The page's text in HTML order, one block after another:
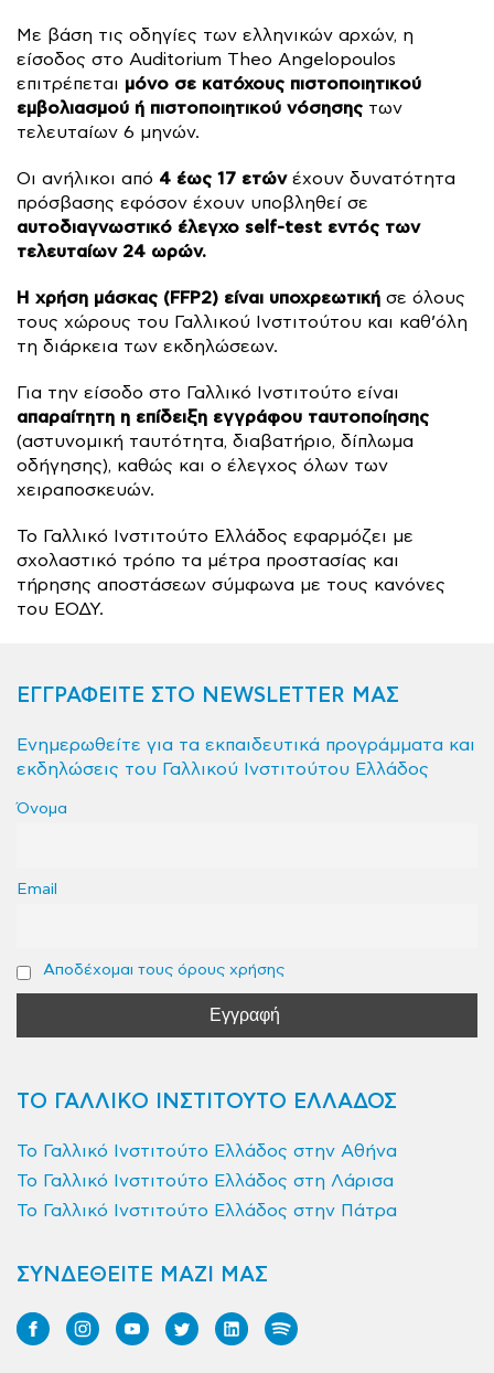
Με βάση τις οδηγίες των ελληνικών αρχών, η
είσοδος στο Auditorium Theo Angelopoulos
επιτρέπεται μόνο σε κατόχους πιστοποιητικού
εμβολιασμού ή πιστοποιητικού νόσησης των
τελευταίων 6 μηνών.
Οι ανήλικοι από 4 έως 17 ετώνέχουν δυνατότητα
πρόσβασης εφόσον έχουν υποβληθεί σε
αυτοδιαγνωστικό έλεγχο self-test εντός των
τελευταίων 24 ωρών.
Η χρήση μάσκας (FFP2) είναι υποχρεωτική σε όλους
τους χώρους του Γαλλικού Ινστιτούτου και καθ’όλη
τη διάρκεια των εκδηλώσεων.
Για την είσοδο στο Γαλλικό Ινστιτούτο είναι
απαραίτητη η επίδειξη εγγράφου ταυτοποίησης
(αστυνομική ταυτότητα, διαβατήριο, δίπλωμα
οδήγησης), καθώς και ο έλεγχος όλων των
χειραποσκευών.
Το Γαλλικό Ινστιτούτο Ελλάδος εφαρμόζει με
σχολαστικό τρόπο τα μέτρα προστασίας και
τήρησης αποστάσεων σύμφωνα με τους κανόνες
του ΕΟΔΥ.
ΕΓΓΡΑΦΕΙΤΕ ΣΤΟ NEWSLETTER ΜΑΣ
Ενημερωθείτε για τα εκπαιδευτικά προγράμματα και
εκδηλώσεις του Γαλλικού Ινστιτούτου Ελλάδος
Όνομα
Email
Αποδέχομαι τους όρους χρήσης
ΤΟ ΓΑΛΛΙΚΟ ΙΝΣΤΙΤΟΥΤΟ ΕΛΛΑΔΟΣ
Το Γαλλικό Ινστιτούτο Ελλάδος στην Αθήνα
Το Γαλλικό Ινστιτούτο Ελλάδος στη Λάρισα
Το Γαλλικό Ινστιτούτο Ελλάδος στην Πάτρα
ΣΥΝΔΕΘΕΙΤΕ ΜΑΖΙ ΜΑΣ